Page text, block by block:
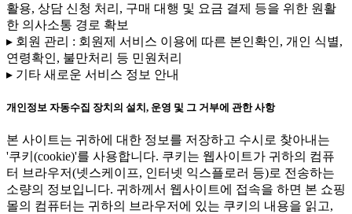
활용, 상담 신청 처리, 구매 대행 및 요금 결제 등을 위한 원활
한 의사소통 경로 확보
▸ 회원 관리 : 회원제 서비스 이용에 따른 본인확인, 개인 식별,
연령확인, 불만처리 등 민원처리
▸ 기타 새로운 서비스 정보 안내
개인정보 자동수집 장치의 설치, 운영 및 그 거부에 관한 사항
본 사이트는 귀하에 대한 정보를 저장하고 수시로 찾아내는
'쿠키(cookie)'를 사용합니다. 쿠키는 웹사이트가 귀하의 컴퓨
터 브라우저(넷스케이프, 인터넷 익스플로러 등)로 전송하는
소량의 정보입니다. 귀하께서 웹사이트에 접속을 하면 본 쇼핑
몰의 컴퓨터는 귀하의 브라우저에 있는 쿠키의 내용을 읽고,